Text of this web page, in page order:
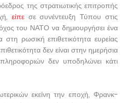
της στρατιωτικής επιτροπής
είπεσε συνέντευξη Τύπου στις
του ΝΑΤΟ να δημιουργήσει ένα
στη ρωσική επιθετικότητα ευρείας
δεν είναι στην ημερήσια
δεν υποδηλώνει κάτι
εκείνη την εποχή, Φρανκ-